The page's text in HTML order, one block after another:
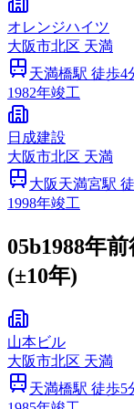
オレンジハイツ
大阪市北区 天満
天満橋駅 徒歩4
1982年竣工
日成建設
大阪市北区 天満
大阪天満宮駅
1998年竣工
05b1988年
(±10年)
山本ビル
大阪市北区 天満
天満橋駅 徒歩5